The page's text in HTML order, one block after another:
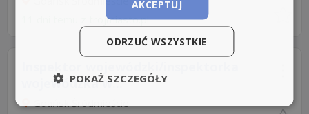
trojmiasto.pl
wojewódzka w...
Gdańsk Śródmieście
AKCEPTUJ
ODRZUĆ WSZYSTKIE
POKAŻ SZCZEGÓŁY